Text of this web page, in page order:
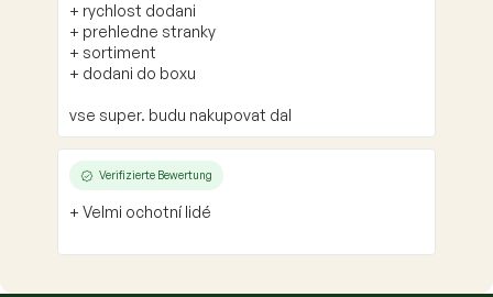
+ rychlost dodani
+ prehledne stranky
+ sortiment
+ dodani do boxu
vse super. budu nakupovat dal
Verifizierte Bewertung
+ Velmi ochotní lidé